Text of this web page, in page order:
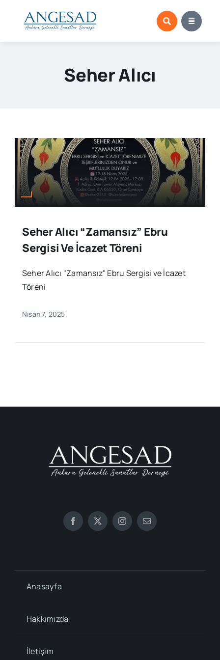
Seher Alıcı
Seher Alıcı “Zamansız” Ebru
Sergisi Ve İcazet Töreni
Seher Alıcı "Zamansız" Ebru Sergisi ve İcazet
Töreni
Nisan 7, 2025
Anasayfa
Hakkımızda
İletişim